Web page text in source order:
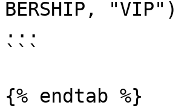
BERSHIP, "VIP")
...
```
{% endtab %}